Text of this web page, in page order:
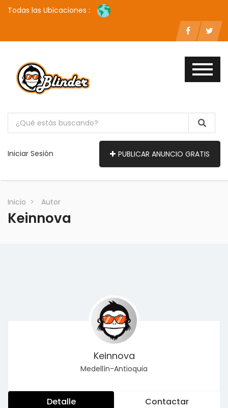
Todas las Ubicaciones :
Iniciar Sesión PUBLICAR ANUNCIO GRATIS
Inicio Autor
Keinnova
Keinnova
Medellín-Antioquia
Detalle Contactar